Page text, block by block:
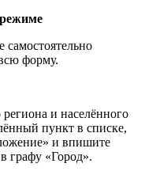
форму.
и населённого
пункт в списке,
и впишите
графу «Город».